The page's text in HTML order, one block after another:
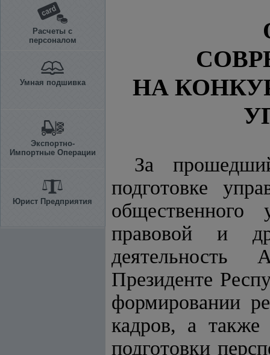
Расчеты с
персоналом
Умная подшивка
Экспортно-
Импортные Операции
Юрист Предприятия
НА
За
подготовке
общественного
правовой и
деятельность
Президенте
формировании
кадров, а также
подготовки